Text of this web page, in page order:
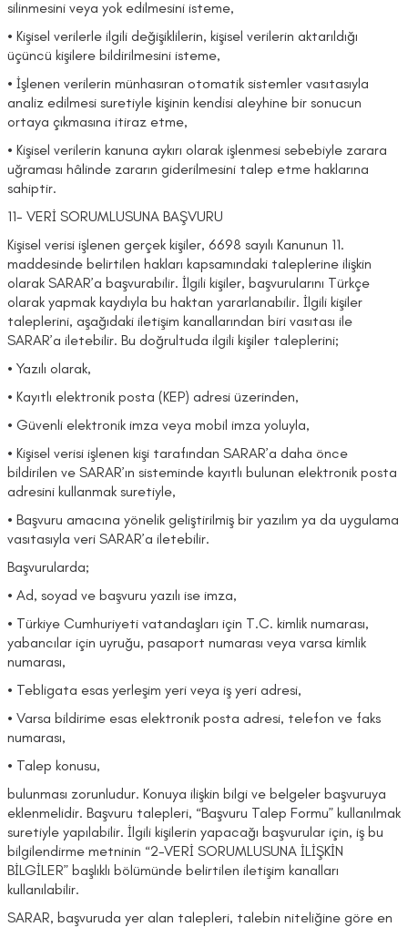
silinmesini veya yok edilmesini isteme,
• Kişisel verilerle ilgili değişiklilerin, kişisel verilerin aktarıldığı
üçüncü kişilere bildirilmesini isteme,
• İşlenen verilerin münhasıran otomatik sistemler vasıtasıyla
analiz edilmesi suretiyle kişinin kendisi aleyhine bir sonucun
ortaya çıkmasına itiraz etme,
• Kişisel verilerin kanuna aykırı olarak işlenmesi sebebiyle zarara
uğraması hâlinde zararın giderilmesini talep etme haklarına
sahiptir.
11- VERİ SORUMLUSUNA BAŞVURU
Kişisel verisi işlenen gerçek kişiler, 6698 sayılı Kanunun 11.
maddesinde belirtilen hakları kapsamındaki taleplerine ilişkin
olarak SARAR’a başvurabilir. İlgili kişiler, başvurularını Türkçe
olarak yapmak kaydıyla bu haktan yararlanabilir. İlgili kişiler
taleplerini, aşağıdaki iletişim kanallarından biri vasıtası ile
SARAR’a iletebilir. Bu doğrultuda ilgili kişiler taleplerini;
• Yazılı olarak,
• Kayıtlı elektronik posta (KEP) adresi üzerinden,
• Güvenli elektronik imza veya mobil imza yoluyla,
• Kişisel verisi işlenen kişi tarafından SARAR’a daha önce
bildirilen ve SARAR’ın sisteminde kayıtlı bulunan elektronik posta
adresini kullanmak suretiyle,
• Başvuru amacına yönelik geliştirilmiş bir yazılım ya da uygulama
vasıtasıyla veri SARAR’a iletebilir.
Başvurularda;
• Ad, soyad ve başvuru yazılı ise imza,
• Türkiye Cumhuriyeti vatandaşları için T.C. kimlik numarası,
yabancılar için uyruğu, pasaport numarası veya varsa kimlik
numarası,
• Tebligata esas yerleşim yeri veya iş yeri adresi,
• Varsa bildirime esas elektronik posta adresi, telefon ve faks
numarası,
• Talep konusu,
bulunması zorunludur. Konuya ilişkin bilgi ve belgeler başvuruya
eklenmelidir. Başvuru talepleri, “Başvuru Talep Formu” kullanılmak
suretiyle yapılabilir. İlgili kişilerin yapacağı başvurular için, iş bu
bilgilendirme metninin “2-VERİ SORUMLUSUNA İLİŞKİN
BİLGİLER” başlıklı bölümünde belirtilen iletişim kanalları
kullanılabilir.
SARAR, başvuruda yer alan talepleri, talebin niteliğine göre en